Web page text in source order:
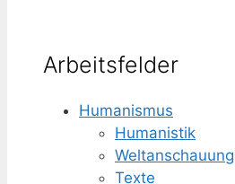
Arbeitsfelder
Humanismus
Humanistik
Weltanschauung
Texte